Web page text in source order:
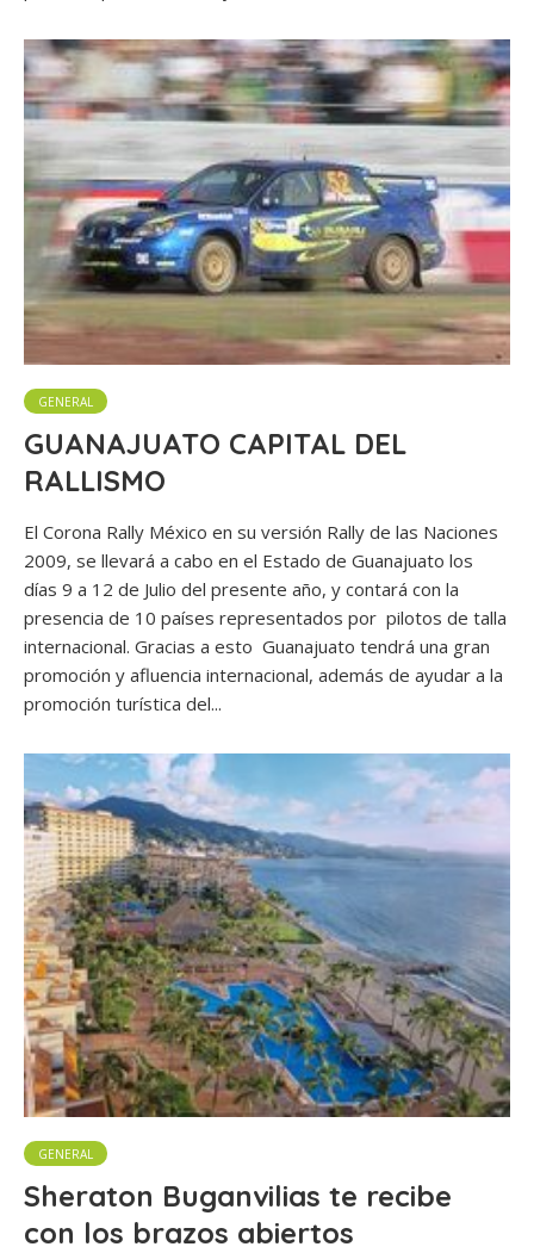
GENERAL
GUANAJUATO CAPITAL DEL
RALLISMO
El Corona Rally México en su versión Rally de las Naciones
2009, se llevará a cabo en el Estado de Guanajuato los
días 9 a 12 de Julio del presente año, y contará con la
presencia de 10 países representados por pilotos de talla
internacional. Gracias a esto Guanajuato tendrá una gran
promoción y afluencia internacional, además de ayudar a la
promoción turística del...
GENERAL
Sheraton Buganvilias te recibe
con los brazos abiertos